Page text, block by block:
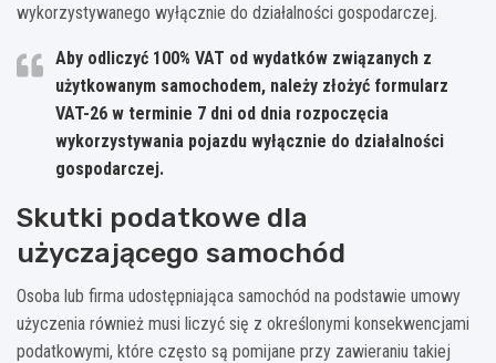
wykorzystywanego wyłącznie do działalności gospodarczej.
Aby odliczyć 100% VAT od wydatków związanych z
użytkowanym samochodem, należy złożyć formularz
VAT-26 w terminie 7 dni od dnia rozpoczęcia
wykorzystywania pojazdu wyłącznie do działalności
gospodarczej.
Skutki podatkowe dla
użyczającego samochód
Osoba lub firma udostępniająca samochód na podstawie umowy
użyczenia również musi liczyć się z określonymi konsekwencjami
podatkowymi, które często są pomijane przy zawieraniu takiej